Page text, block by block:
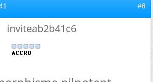
#8
inviteab2b41c6